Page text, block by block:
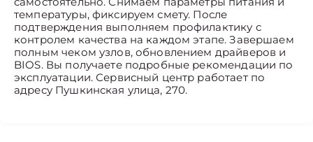
температуры, фиксируем смету. После
подтверждения выполняем профилактику с
контролем качества на каждом этапе. Завершаем
полным чеком узлов, обновлением драйверов и
BIOS. Вы получаете подробные рекомендации по
эксплуатации. Сервисный центр работает по
адресу Пушкинская улица, 270.